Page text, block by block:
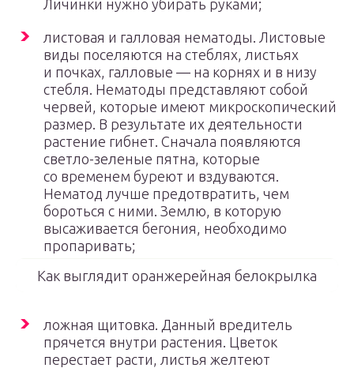
Личинки нужно убирать руками;
листовая и галловая нематоды. Листовые
виды поселяются на стеблях, листьях
и почках, галловые — на корнях и в низу
стебля. Нематоды представляют собой
червей, которые имеют микроскопический
размер. В результате их деятельности
растение гибнет. Сначала появляются
светло-зеленые пятна, которые
со временем буреют и вздуваются.
Нематод лучше предотвратить, чем
бороться с ними. Землю, в которую
высаживается бегония, необходимо
пропаривать;
Как выглядит оранжерейная белокрылка
ложная щитовка. Данный вредитель
прячется внутри растения. Цветок
перестает расти, листья желтеют